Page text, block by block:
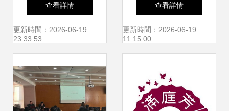
——煙臺愛華雙語
次中韓青少年文化
查看詳情
更新時間：2026-06-19
23:33:53
現美好中國夢”助殘
查看詳情
更新時間：2026-06-19
11:15:00